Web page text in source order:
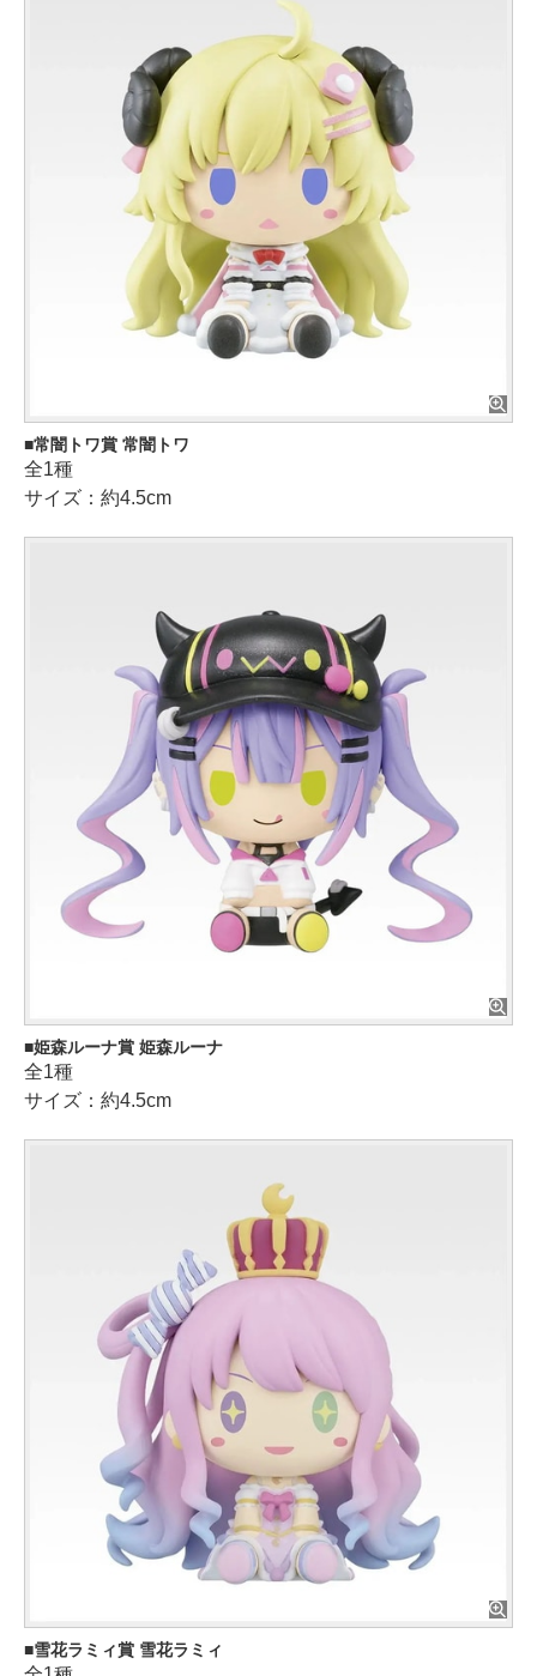
常闇トワ賞 常闇トワ
全1種
サイズ：約4.5cm
姫森ルーナ賞 姫森ルーナ
全1種
サイズ：約4.5cm
雪花ラミィ賞 雪花ラミィ